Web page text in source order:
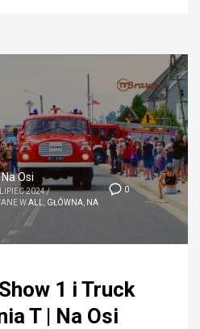
0
Osi
2024/
WALL GŁÓWNA NA
1 i Truck
T | Na Osi